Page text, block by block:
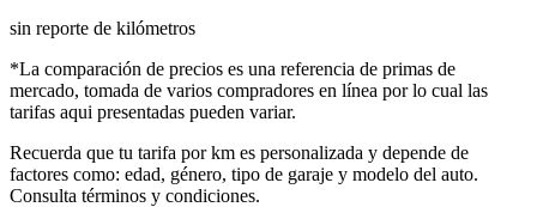
sin reporte de kilómetros
*La comparación de precios es una referencia de primas de
mercado, tomada de varios compradores en línea por lo cual las
tarifas aqui presentadas pueden variar.
Recuerda que tu tarifa por km es personalizada y depende de
factores como: edad, género, tipo de garaje y modelo del auto.
Consulta términos y condiciones.